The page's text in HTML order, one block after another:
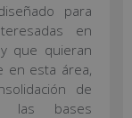
para
en
que quieran
en esta área,
de
las bases